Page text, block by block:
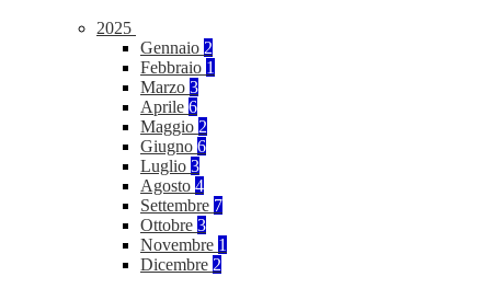
2025
Gennaio 2
Febbraio 1
Marzo 3
Aprile 6
Maggio 2
Giugno 6
Luglio 3
Agosto 4
Settembre 7
Ottobre 3
Novembre 1
Dicembre 2